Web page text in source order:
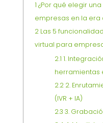
1 ¿Por qué elegir
empresas en la era
2 Las 5
virtual para
2.1 1.
herramientas
2.22.
(IVR + IA)
2.3 3.